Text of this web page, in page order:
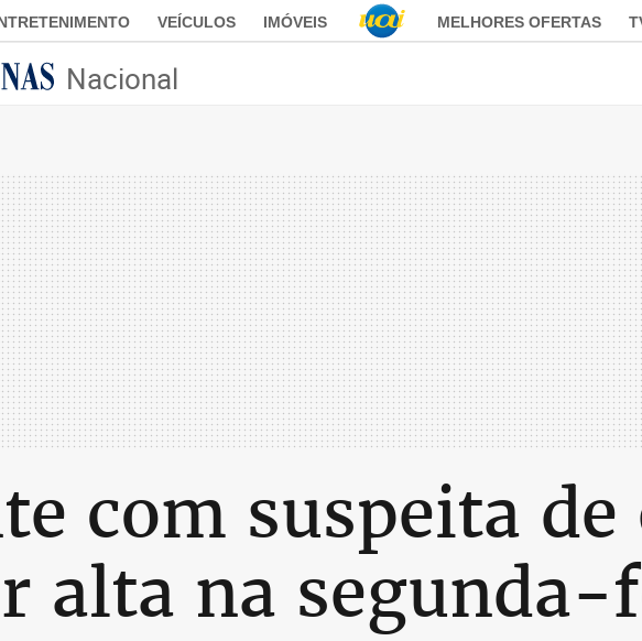
VEÍCULOS IMÓVEIS MELHORES OFERTAS
Nacional
com suspeita de
alta na segunda-